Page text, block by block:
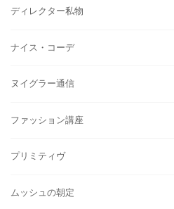
ディレクター私物
ナイス・コーデ
ヌイグラー通信
ファッション講座
プリミティヴ
ムッシュの朝定